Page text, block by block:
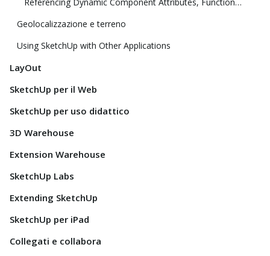
Geolocalizzazione e terreno
Using SketchUp with Other Applications
LayOut
SketchUp per il Web
SketchUp per uso didattico
3D Warehouse
Extension Warehouse
SketchUp Labs
Extending SketchUp
SketchUp per iPad
Collegati e collabora